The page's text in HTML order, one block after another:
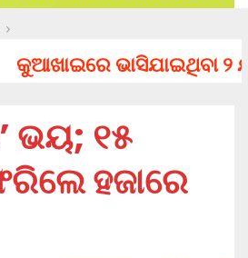
ଭାସିଯାଇଥିବା ୨
ଭୟ; ୧୫
ହଜାରେ